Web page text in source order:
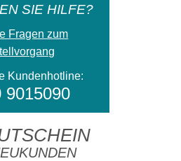
SIE HILFE?
Fragen zum
Kundenhotline:
9015090